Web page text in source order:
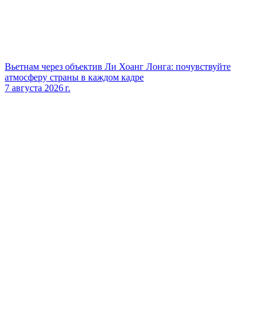
Вьетнам через объектив Ли Хоанг Лонга: почувствуйте
атмосферу страны в каждом кадре
7 августа 2026 г.